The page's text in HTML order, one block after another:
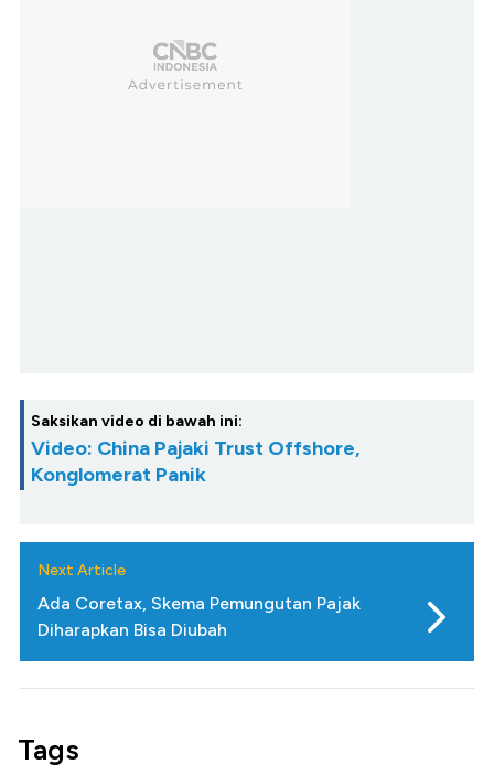
Saksikan video di bawah ini:
Video: China Pajaki Trust Offshore,
Konglomerat Panik
Next Article
Ada Coretax, Skema Pemungutan Pajak
Diharapkan Bisa Diubah
Tags